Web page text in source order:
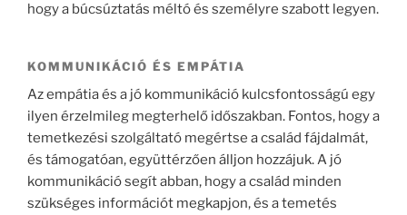
hogy a búcsúztatás méltó és személyre szabott legyen.
KOMMUNIKÁCIÓ ÉS EMPÁTIA
Az empátia és a jó kommunikáció kulcsfontosságú egy
ilyen érzelmileg megterhelő időszakban. Fontos, hogy a
temetkezési szolgáltató megértse a család fájdalmát,
és támogatóan, együttérzően álljon hozzájuk. A jó
kommunikáció segít abban, hogy a család minden
szükséges információt megkapjon, és a temetés